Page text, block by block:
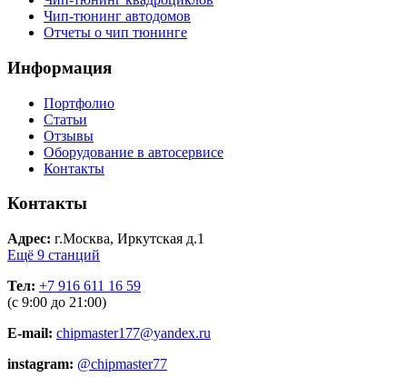
Чип-тюнинг автодомов
Отчеты о чип тюнинге
Информация
Портфолио
Статьи
Отзывы
Оборудование в автосервисе
Контакты
Контакты
Адрес: г.Москва, Иркутская д.1
Ещё 9 станций
Тел: +7 916 611 16 59
(с 9:00 до 21:00)
E-mail: chipmaster177@yandex.ru
instagram: @chipmaster77